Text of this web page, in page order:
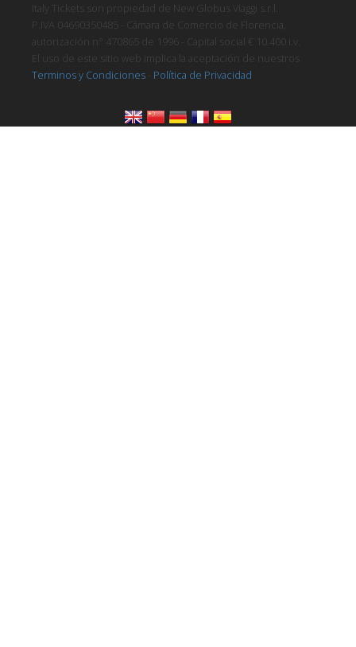
Italy Tickets son propiedad de New Globus Viaggi s.r.l.
P.IVA 04690350485 - Cámara de Comercio de Florencia,
autorización n° 470865 de 1996 - Capital social € 10.400 i.v.
El uso de este sitio web implica la aceptación de nuestros
Terminos y Condiciones
Política de Privacidad